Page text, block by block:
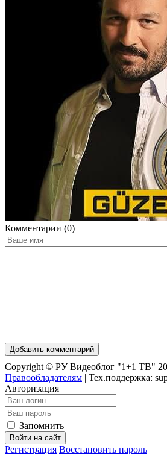
Комментарии (0)
Добавить комментарий
Copyright © РУ Видеоблог "1+1 ТВ"
Правообладателям | Тех.поддержка:
Авторизация
Запомнить
Войти на сайт
Регистрация Восстановить пароль